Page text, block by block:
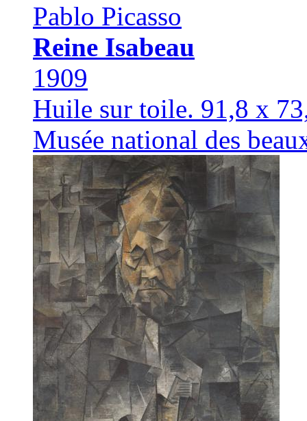
Pablo Picasso
Reine Isabeau
1909
Huile sur toile. 91,8 x
Musée national des